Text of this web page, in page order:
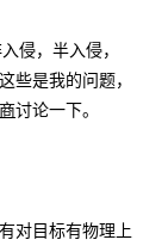
侵，半入侵，
些是我的问题，
讨论一下。
对目标有物理上